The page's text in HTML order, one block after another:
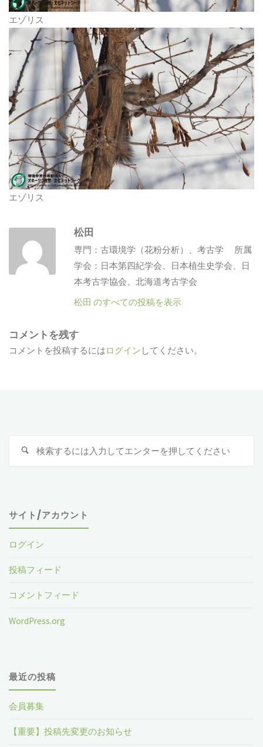
エゾリス
エゾリス
松田
専門：古環境学（花粉分析）、考古学 所属
学会：日本第四紀学会、日本植生史学会、日
本考古学協会、北海道考古学会
松田 のすべての投稿を表示
コメントを残す
コメントを投稿するにはログイン してください。
サイト/アカウント
ログイン
投稿フィード
コメントフィード
WordPress.org
最近の投稿
会員募集
【重要】投稿先変更のお知らせ